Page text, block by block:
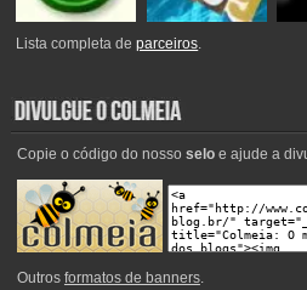
Lista completa deparceiros.
Copie o código do nosso seloe ajude a
Outros formatos de banners.